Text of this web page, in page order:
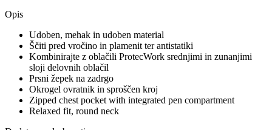
Opis
Udoben, mehak in udoben material
Ščiti pred vročino in plamenit ter antistatiki
Kombinirajte z oblačili ProtecWork srednjimi in zunanjimi
sloji delovnih oblačil
Prsni žepek na zadrgo
Okrogel ovratnik in sproščen kroj
Zipped chest pocket with integrated pen compartment
Relaxed fit, round neck